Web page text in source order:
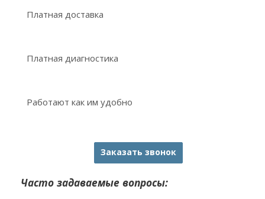
Платная доставка
Платная диагностика
Работают как им удобно
Заказать звонок
Часто задаваемые вопросы: